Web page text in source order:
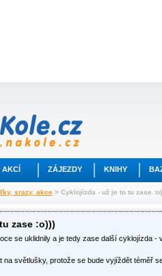
AKCÍ ZÁJEZDY KNIHY
srazy, akce > Cyklojízda - už je to tu zase
zase :o)))
se uklidnily a je tedy zase další cyklojízda -
na světlušky, protože se bude vyjíždět téměř